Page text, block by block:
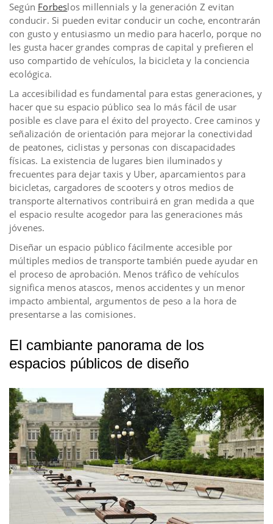
Según Forbeslos millennials y la generación Z evitan
conducir. Si pueden evitar conducir un coche, encontrarán
con gusto y entusiasmo un medio para hacerlo, porque no
les gusta hacer grandes compras de capital y prefieren el
uso compartido de vehículos, la bicicleta y la conciencia
ecológica.
La accesibilidad es fundamental para estas generaciones, y
hacer que su espacio público sea lo más fácil de usar
posible es clave para el éxito del proyecto. Cree caminos y
señalización de orientación para mejorar la conectividad
de peatones, ciclistas y personas con discapacidades
físicas. La existencia de lugares bien iluminados y
frecuentes para dejar taxis y Uber, aparcamientos para
bicicletas, cargadores de scooters y otros medios de
transporte alternativos contribuirá en gran medida a que
el espacio resulte acogedor para las generaciones más
jóvenes.
Diseñar un espacio público fácilmente accesible por
múltiples medios de transporte también puede ayudar en
el proceso de aprobación. Menos tráfico de vehículos
significa menos atascos, menos accidentes y un menor
impacto ambiental, argumentos de peso a la hora de
presentarse a las comisiones.
El cambiante panorama de los
espacios públicos de diseño